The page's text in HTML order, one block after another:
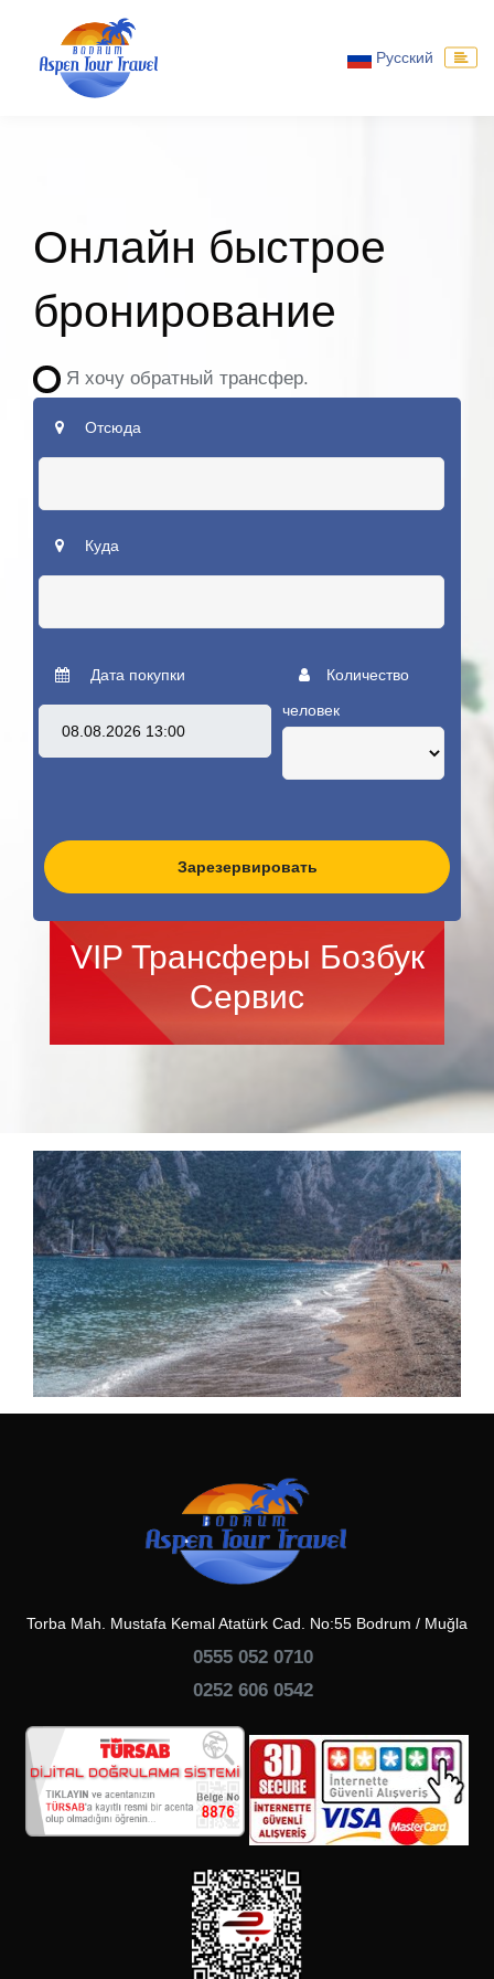
Русский
Онлайн быстрое
бронирование
Я хочу обратный трансфер.
Отсюда
Куда
Дата покупки
Количество
человек
Зарезервировать
VIP Трансферы Бозбук
Сервис
Torba Mah. Mustafa Kemal Atatürk Cad. No:55 Bodrum / Muğla
0555 052 0710
0252 606 0542